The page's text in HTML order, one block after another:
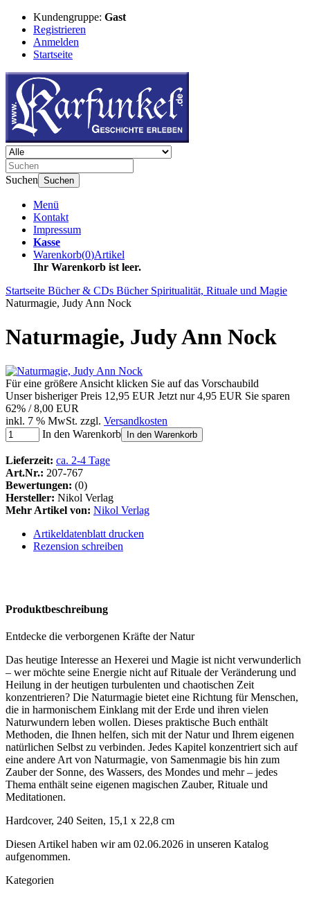
Kundengruppe: Gast
Registrieren
Anmelden
Startseite
Suchen Suchen
Menü
Kontakt
Impressum
Kasse
Warenkorb(0)Artikel
Ihr Warenkorb ist leer.
Startseite Bücher & CDs Bücher Spiritualität, Rituale und Magie
Naturmagie, Judy Ann Nock
Naturmagie, Judy Ann Nock
Für eine größere Ansicht klicken Sie auf das Vorschaubild
Unser bisheriger Preis 12,95 EUR Jetzt nur4,95 EUR Sie sparen
62% / 8,00 EUR
inkl. 7 % MwSt. zzgl. Versandkosten
In den Warenkorb
In den Warenkorb
Lieferzeit: ca. 2-4 Tage
Art.Nr.: 207-767
Bewertungen: (0)
Hersteller: Nikol Verlag
Mehr Artikel von: Nikol Verlag
Artikeldatenblatt drucken
Rezension schreiben
Produktbeschreibung
Entdecke die verborgenen Kräfte der Natur
Das heutige Interesse an Hexerei und Magie ist nicht verwunderlich
– wer möchte seine Energie nicht auf Rituale der Veränderung und
Heilung in der heutigen turbulenten und chaotischen Zeit
konzentrieren? Die Naturmagie bietet eine Richtung für Menschen,
die in harmonischem Einklang mit der Erde und ihren vielen
Naturwundern leben wollen. Dieses praktische Buch enthält
Methoden, die Ihnen helfen, sich mit der Natur und Ihrem eigenen
natürlichen Selbst zu verbinden. Jedes Kapitel konzentriert sich auf
eine andere Art von Naturmagie, von Samenmagie bis hin zum
Zauber der Sonne, des Wassers, des Mondes und mehr – jedes
Thema enthält seine eigenen magischen Zauber, Rituale und
Meditationen.
Hardcover, 240 Seiten, 15,1 x 22,8 cm
Diesen Artikel haben wir am 02.06.2026 in unseren Katalog
aufgenommen.
Kategorien